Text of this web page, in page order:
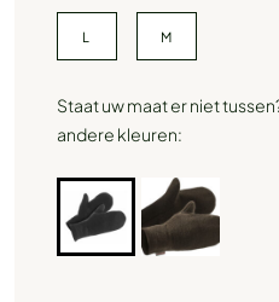
L M
Staat uw maat er niet
andere kleuren: